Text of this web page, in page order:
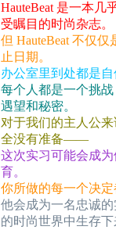
HauteBeat 是一本几
受瞩目的时尚杂志。
但 HauteBeat 不仅
止日期。
办公室里到处都是
每个人都是一个挑
遇望和秘密。
对于我们的主人公
全没有准备——
这次实习可能会成
育。
你所做的每一个决定
他会成为一名忠诚
的时尚世界中生存下